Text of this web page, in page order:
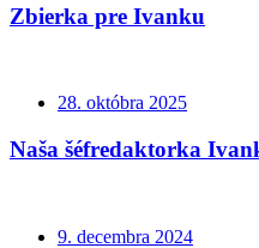
Zbierka pre Ivanku
28. októbra 2025
Naša šéfredaktorka
9. decembra 2024